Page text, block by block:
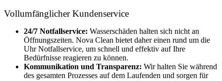
Vollumfänglicher Kundenservice
24/7 Notfallservice: Wasserschäden halten sich nicht an
Öffnungszeiten. Nova Clean bietet daher einen rund um die
Uhr Notfallservice, um schnell und effektiv auf Ihre
Bedürfnisse reagieren zu können.
Kommunikation und Transparenz: Wir halten Sie während
des gesamten Prozesses auf dem Laufenden und sorgen für